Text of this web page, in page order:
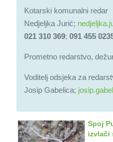
Kotarski komunalni redar
Nedjeljka Jurić;
021 310 369; 091 455
Prometno redarstvo,
Voditelj odsjeka za
Josip Gabelica;
Spoj
izvlači